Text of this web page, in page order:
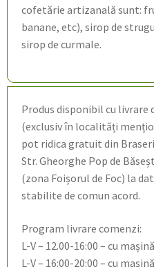
cofetărie artizanală sunt:
banane, etc), sirop de
sirop de curmale.
Produs disponibil cu livrare
(exclusiv în localități
pot ridica gratuit din
Str. Gheorghe Pop de
(zona Foișorul de Foc) la
stabilite de comun acord.
Program livrare comenzi:
L-V – 12.00-16:00 – cu
L-V – 16:00-20:00 – cu